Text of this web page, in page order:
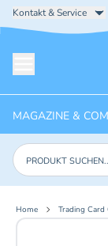
Kontakt & Service
MAGAZINE &
Produkte suchen
Home Trading Card